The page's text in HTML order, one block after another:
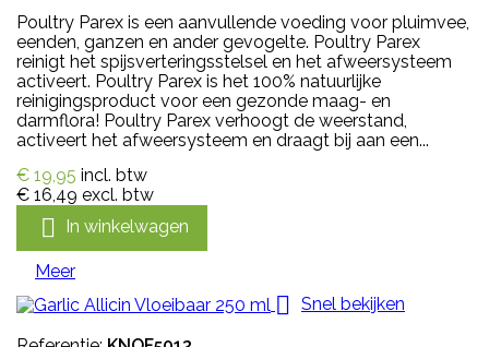
Poultry Parex is een aanvullende voeding voor pluimvee,
eenden, ganzen en ander gevogelte. Poultry Parex
reinigt het spijsverteringsstelsel en het afweersysteem
activeert. Poultry Parex is het 100% natuurlijke
reinigingsproduct voor een gezonde maag- en
darmflora! Poultry Parex verhoogt de weerstand,
activeert het afweersysteem en draagt bij aan een...
€ 19,95 incl. btw
€ 16,49 excl. btw
 In winkelwagen
Meer
 Snel bekijken